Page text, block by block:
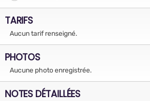
TARIFS
Aucun tarif renseigné.
PHOTOS
Aucune photo enregistrée.
NOTES DÉTAILLÉES